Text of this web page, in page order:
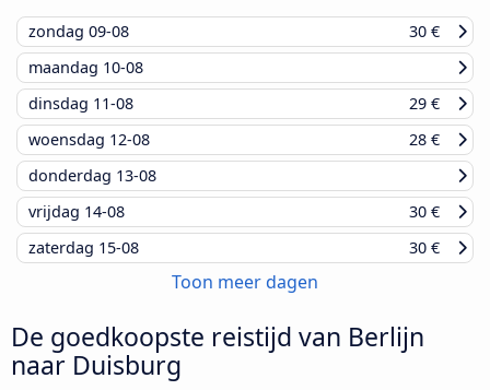
zondag 09-08
30 €
maandag 10-08
dinsdag 11-08
29 €
woensdag 12-08
28 €
donderdag 13-08
vrijdag 14-08
30 €
zaterdag 15-08 30 €
Toon meer dagen
De goedkoopste reistijd van Berlijn
naar Duisburg